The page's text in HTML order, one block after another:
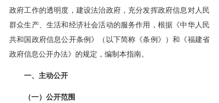
政府工作的透明度，建设法治政府，充分发挥政府信息对人民
群众生产、生活和经济社会活动的服务作用，根据《中华人民
共和国政府信息公开条例》（以下简称《条例》）和《福建省
政府信息公开办法》的规定，编制本指南。
一、主动公开
（一）公开范围